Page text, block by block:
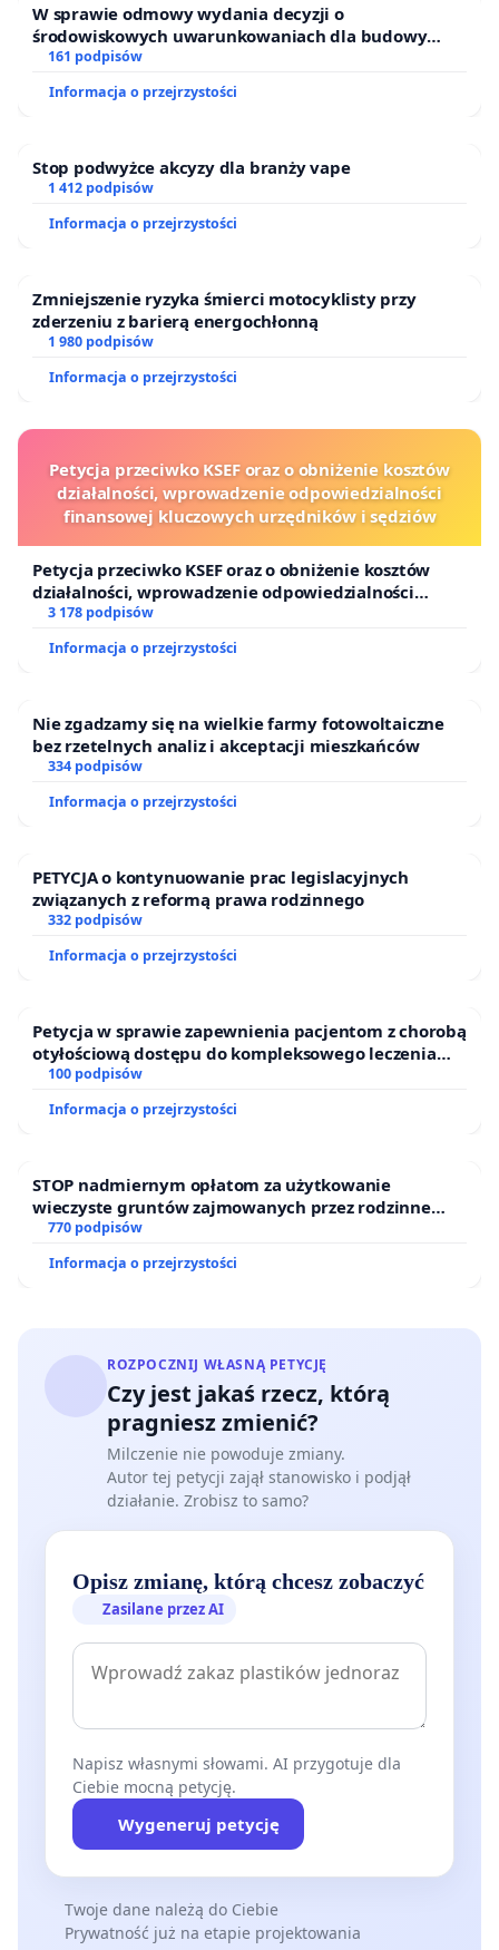
W sprawie odmowy wydania decyzji o
środowiskowych uwarunkowaniach dla budowy
zakładu wytwarzania biometanu „Krynki” w
Puszczy Knyszyńskiej
161 podpisów
Informacja o przejrzystości
Stop podwyżce akcyzy dla branży vape
1 412 podpisów
Informacja o przejrzystości
Zmniejszenie ryzyka śmierci motocyklisty przy
zderzeniu z barierą energochłonną
1 980 podpisów
Informacja o przejrzystości
Petycja przeciwko KSEF oraz o obniżenie kosztów
działalności, wprowadzenie odpowiedzialności
finansowej kluczowych urzędników i sędziów
Petycja przeciwko KSEF oraz o obniżenie kosztów
działalności, wprowadzenie odpowiedzialności
finansowej kluczowych urzędników i sędziów
3 178 podpisów
Informacja o przejrzystości
Nie zgadzamy się na wielkie farmy fotowoltaiczne
bez rzetelnych analiz i akceptacji mieszkańców
334 podpisów
Informacja o przejrzystości
PETYCJA o kontynuowanie prac legislacyjnych
związanych z reformą prawa rodzinnego
332 podpisów
Informacja o przejrzystości
Petycja w sprawie zapewnienia pacjentom z chorobą
otyłościową dostępu do kompleksowego leczenia
oraz programów profilaktycznych.
100 podpisów
Informacja o przejrzystości
STOP nadmiernym opłatom za użytkowanie
wieczyste gruntów zajmowanych przez rodzinne
ogrody działkowe.
770 podpisów
Informacja o przejrzystości
ROZPOCZNIJ WŁASNĄ PETYCJĘ
Czy jest jakaś rzecz, którą
pragniesz zmienić?
Milczenie nie powoduje zmiany.
Autor tej petycji zajął stanowisko i podjął
działanie. Zrobisz to samo?
Opisz zmianę, którą chcesz zobaczyć
Zasilane przez AI
Napisz własnymi słowami. AI przygotuje dla
Ciebie mocną petycję.
Wygeneruj petycję
Twoje dane należą do Ciebie
Prywatność już na etapie projektowania